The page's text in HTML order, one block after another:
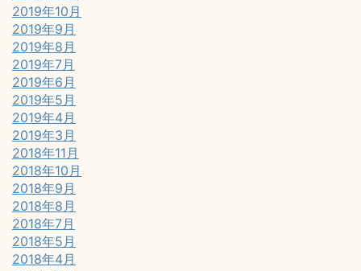
2019年10月
2019年9月
2019年8月
2019年7月
2019年6月
2019年5月
2019年4月
2019年3月
2018年11月
2018年10月
2018年9月
2018年8月
2018年7月
2018年5月
2018年4月